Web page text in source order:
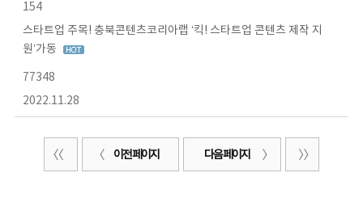
154
스타트업 주목! 충북콘텐츠코리아랩 ‘킥! 스타트업 콘텐츠 제작 지
원’가동
77348
2022.11.28
이전 페이지 다음 페이지